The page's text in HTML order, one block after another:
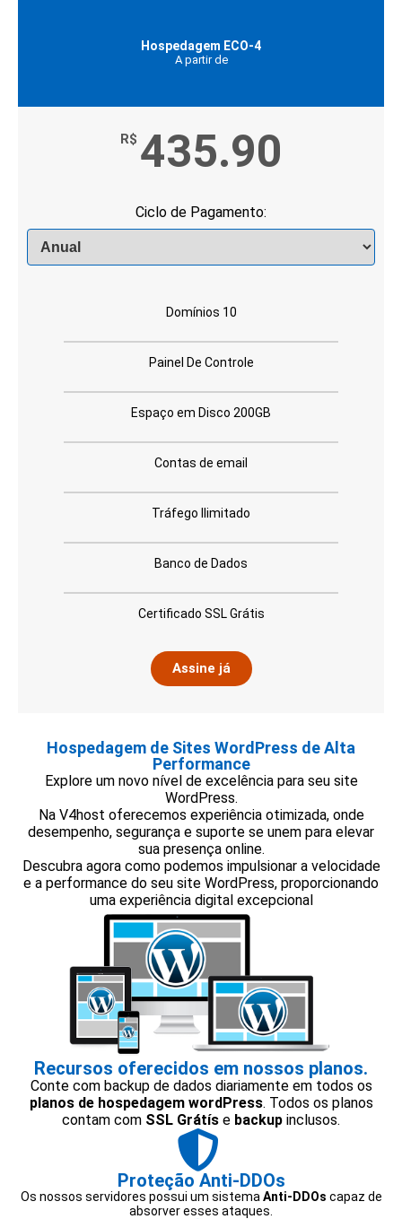
Hospedagem ECO-4
A partir de
R$ 435.90
Ciclo de Pagamento:
Domínios 10
Painel De Controle
Espaço em Disco 200GB
Contas de email
Tráfego Ilimitado
Banco de Dados
Certificado SSL Grátis
Assine já
Hospedagem de Sites WordPress de Alta
Performance
Explore um novo nível de excelência para seu site
WordPress.
Na V4host oferecemos experiência otimizada, onde
desempenho, segurança e suporte se unem para elevar
sua presença online.
Descubra agora como podemos impulsionar a velocidade
e a performance do seu site WordPress, proporcionando
uma experiência digital excepcional
Recursos oferecidos em nossos planos.
Conte com backup de dados diariamente em todos os
planos de hospedagem wordPress. Todos os planos
contam com SSL Grátís e backup inclusos.
Proteção Anti-DDOs
Os nossos servidores possui um sistema Anti-DDOs capaz de
absorver esses ataques.